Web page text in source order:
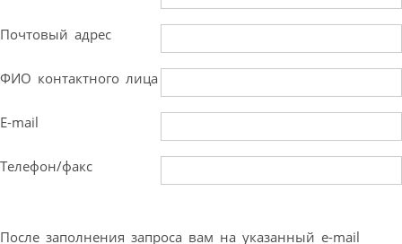
Почтовый адрес
ФИО контактного лица
E-mail
Телефон/факс
После заполнения запроса вам на указанный e-mail